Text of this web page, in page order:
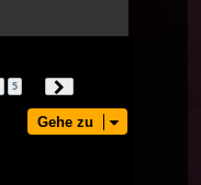
5
Gehe zu